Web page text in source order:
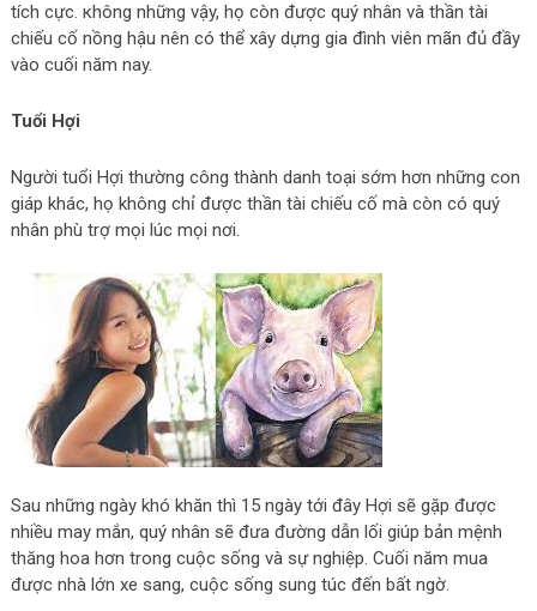
tích cực. кhông những vậy, họ còn được quý nhân và thần tài
chiếu cố nồng hậu nên có thể xây dựng gia đình viên mãn đủ đầy
vào cuối năm nay.
Tuổi Hợi
Người tuổi Hợi thường công thành danh toại sớm hơn những con
giáp khác, họ không chỉ được thần tài chiếu cố mà còn có quý
nhân phù trợ mọi lúc mọi nơi.
Sau những ngày khó khăn thì 15 ngày tới đây Hợi sẽ gặp được
nhiều may mắn, quý nhân sẽ đưa đường dẫn lối giúp bản mệnh
thăng hoa hơn trong cuộc sống và sự nghiệp. Cuối năm mua
được nhà lớn xe sang, cuộc sống sung túc đến bất ngờ.